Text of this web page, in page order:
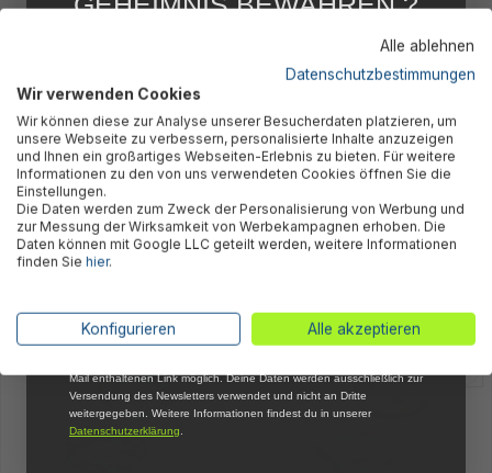
Schwimmring Frosted Ø 80 x 19
cm Orange
1,95 €* 5,95 €* UVP
Donut Ø 77 x 19 cm
9,95 €*
Alle ablehnen
Datenschutzbestimmungen
Wir verwenden Cookies
Wir können diese zur Analyse unserer Besucherdaten platzieren, um
unsere Webseite zu verbessern, personalisierte Inhalte anzuzeigen
und Ihnen ein großartiges Webseiten-Erlebnis zu bieten. Für weitere
Informationen zu den von uns verwendeten Cookies öffnen Sie die
Einstellungen.
Die Daten werden zum Zweck der Personalisierung von Werbung und
zur Messung der Wirksamkeit von Werbekampagnen erhoben. Die
Daten können mit Google LLC geteilt werden, weitere Informationen
finden Sie hier.
Konfigurieren Alle akzeptieren
FÜR DICH
Abonniere jetzt unseren kostenlosen
Newsletter, verpasse keine Neuigkeiten und
Aktionen mehr und sichere Dir 5 %
Willkommensrabatt auf nicht reduzierte Ware
bei Deiner ersten Bestellung !*
Email
*Mit der Anmeldung zum Newsletter stimmst du zu, regelmäßig per E-
Mail über aktuelle Angebote, Aktionen und Produktneuheiten
Mail enthaltenen Link möglich. Deine Daten werden ausschließlich zur
Versendung des Newsletters verwendet und nicht an Dritte
weitergegeben. Weitere Informationen findest du in unserer
Datenschutzerklärung